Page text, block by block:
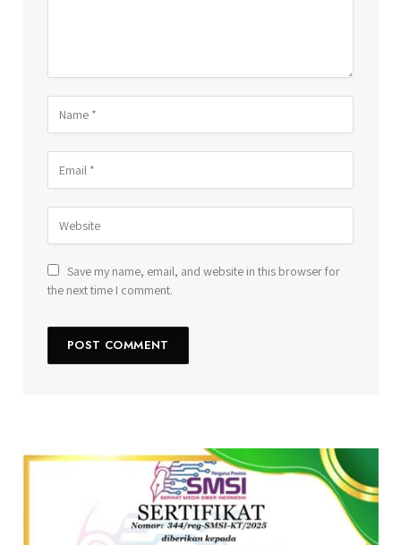
Save my name, email, and website in this browser for
the next time I comment.